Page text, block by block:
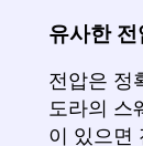
유사한 전
전압은 정
도라의 스
이 있으면